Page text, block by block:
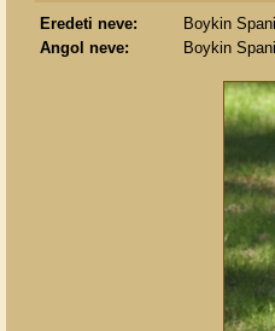
Eredeti neve:
Boykin
Angol neve:
Boykin